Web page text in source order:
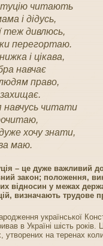
читають
і дідусь,
теж дивлюсь,
перегортаю.
і цікава,
навчає
право,
навчусь читати
хочу знати,
маю.
– це дуже важливий
закон; положення,
відносин у межах
визначають трудове
української
в Україні шість
утворених на теренах